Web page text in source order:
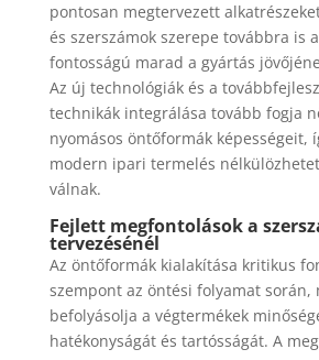
pontosan megtervezett
és szerszámok szerepe továbbra is
fontosságú marad a gyártás
Az új technológiák és a
technikák integrálása tovább fogja
nyomásos öntőformák képességeit,
modern ipari termelés
válnak.
Fejlett megfontolások a
tervezésénél
Az öntőformák kialakítása kritikus
szempont az öntési folyamat során,
befolyásolja a végtermékek
hatékonyságát és tartósságát. A